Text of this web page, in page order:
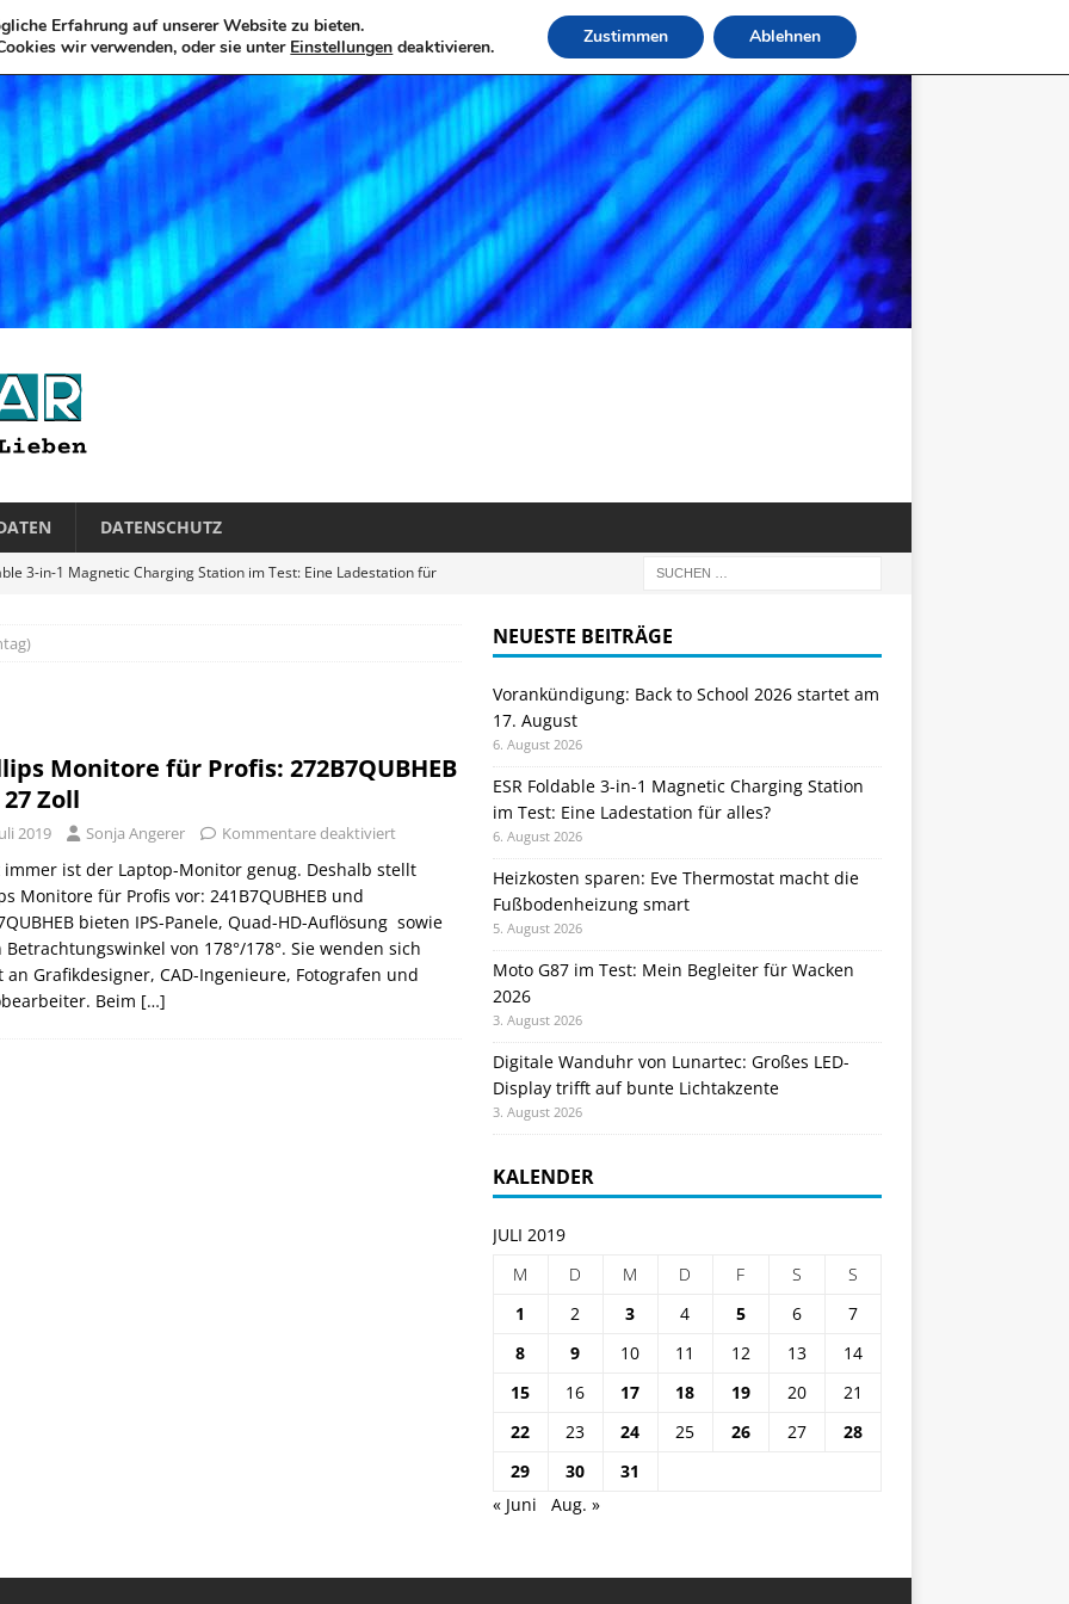
DATENSCHUTZ
3-in-1 Magnetic Charging Station im Test: Eine Ladestation für
sparen: Eve Thermostat macht die Fußbodenheizung smart
von Lunartec: Großes LED-Display trifft auf bunte
Monitore für Profis: 272B7QUBHEB
Zoll
2019 Sonja Angerer Kommentare deaktiviert
immer ist der Laptop-Monitor genug. Deshalb stellt
Monitore für Profis vor: 241B7QUBHEB und
bieten IPS-Panele, Quad-HD-Auflösung sowie
Betrachtungswinkel von 178°/178°. Sie wenden sich
an Grafikdesigner, CAD-Ingenieure, Fotografen und
Beim […]
NEUESTE BEITRÄGE
Vorankündigung: Back to School 2026 startet am
17. August
6. August 2026
ESR Foldable 3-in-1 Magnetic Charging Station
im Test: Eine Ladestation für alles?
6. August 2026
Heizkosten sparen: Eve Thermostat macht die
Fußbodenheizung smart
5. August 2026
Moto G87 im Test: Mein Begleiter für Wacken
2026
3. August 2026
Digitale Wanduhr von Lunartec: Großes LED-
Display trifft auf bunte Lichtakzente
3. August 2026
KALENDER
JULI 2019
M
D M D F S
S
1
2 3 4 5 6
7
8
9 10 11 12 13
14
15
16 17 18 19 20
21
22
23 24 25 26 27
28
29
30
31
« Juni
Aug. »
Erfahrung auf unserer Website zu bieten.
wir verwenden, oder sie unter Einstellungen deaktivieren. Zustimmen Ablehnen